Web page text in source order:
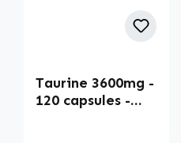
Taurine 3600mg -
120 capsules -